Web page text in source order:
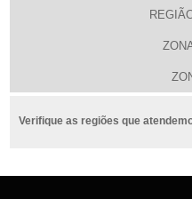
Verifique as regiões que